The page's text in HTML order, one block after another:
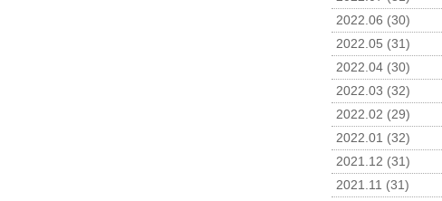
2022.06 (30)
2022.05 (31)
2022.04 (30)
2022.03 (32)
2022.02 (29)
2022.01 (32)
2021.12 (31)
2021.11 (31)